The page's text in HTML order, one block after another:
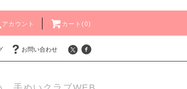
アカウント カート(0)
お問い合わせ